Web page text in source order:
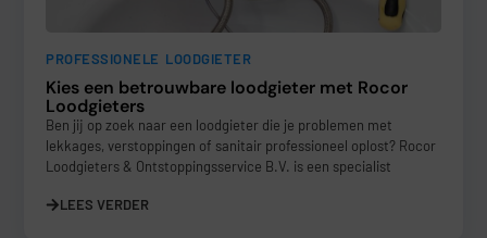
PROFESSIONELE LOODGIETER
Kies een betrouwbare loodgieter met Rocor
Loodgieters
Ben jij op zoek naar een loodgieter die je problemen met
lekkages, verstoppingen of sanitair professioneel oplost? Rocor
Loodgieters & Ontstoppingsservice B.V. is een specialist
LEES VERDER